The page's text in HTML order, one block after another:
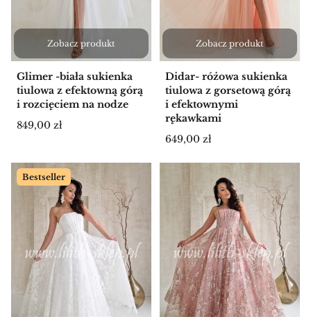
Zobacz produkt
Glimer -biała sukienka
tiulowa z efektowną górą
i rozcięciem na nodze
Cena
849,00 zł
Zobacz produkt
Didar- różowa sukienka
tiulowa z gorsetową górą
i efektownymi
rękawkami
Cena
649,00 zł
Bestseller